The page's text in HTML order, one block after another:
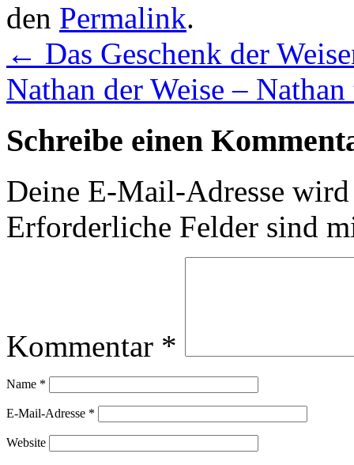
den Permalink.
← Das Geschenk der
Nathan der Weise –
Schreibe einen
Deine E-Mail-Adresse
Erforderliche Felder sind
Kommentar *
Name *
E-Mail-Adresse *
Website